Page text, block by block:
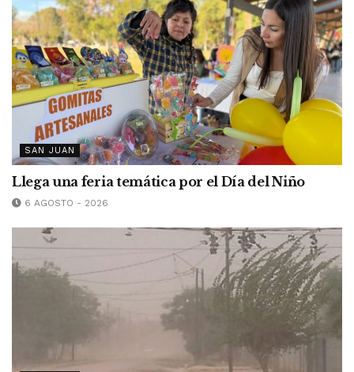
SAN JUAN
Llega una feria temática por el Día del Niño
6 AGOSTO - 2026